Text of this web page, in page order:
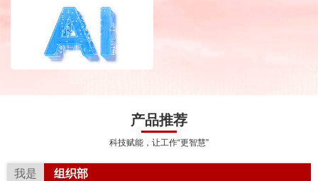
产品推荐
科技赋能，让工作“更智慧”
我是 组织部